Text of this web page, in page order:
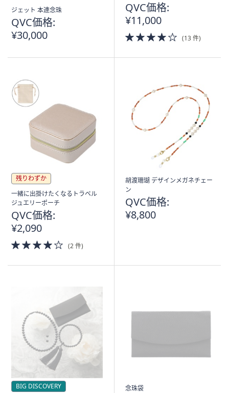
送
込
み
ジェット 本連念珠
QVC価格:
¥30,000
QVC価格:
¥11,000
4.0
of
(13 件)
残りわずか
一緒に出掛けたくなるトラベル
ジュエリーポーチ
QVC価格:
¥2,090
4.0
of
(2 件)
胡渡珊瑚 デザインメガネチェー
ン
QVC価格:
¥8,800
BIG DISCOVERY
念珠袋